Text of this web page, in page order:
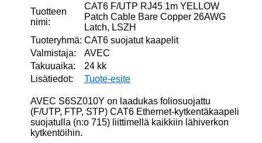
Tuotteen
nimi:
CAT6 F/UTP RJ45 1m YELLOW
Patch Cable Bare Copper 26AWG
Latch, LSZH
Tuoteryhmä: CAT6 suojatut kaapelit
Valmistaja:
AVEC
Takuuaika:
24 kk
Lisätiedot:
Tuote-esite
AVEC S6SZ010Y on laadukas foliosuojattu
(F/UTP, FTP, STP) CAT6 Ethernet-kytkentäkaapeli
suojatulla (n:o 715) liittimellä kaikkiin lähiverkon
kytkentöihin.